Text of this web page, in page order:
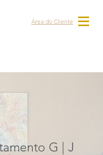
Área do Cliente
G | J